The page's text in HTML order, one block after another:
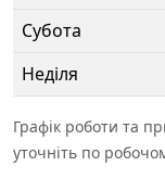
Субота
Неділя
Графік роботи та
уточніть по